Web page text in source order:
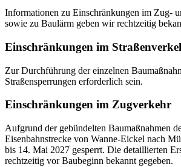
In­for­ma­tio­nen zu Einschränkungen im Zug-
sowie zu Baulärm ge­ben wir recht­zei­tig
Einschränkungen im
Zur Durchführung der einzelnen
Straßensperrungen erforderlich sein.
Einschränkungen im Zugverkehr
Aufgrund der gebündelten Baumaßnahmen
Eisenbahnstrecke von Wanne-Eickel nach
bis 14. Mai 2027 gesperrt. Die detaillierten
rechtzeitig vor Baubeginn bekannt gegeben.